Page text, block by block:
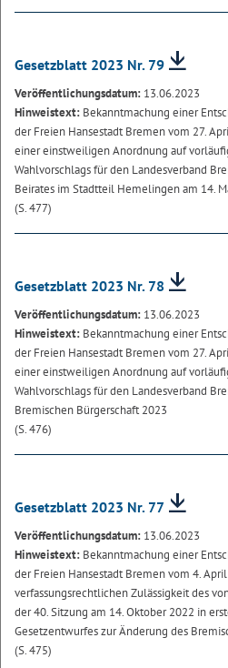
Gesetzblatt 2023 Nr. 79
Veröffentlichungsdatum: 13.06.2023
Hinweistext: Bekanntmachung einer
der Freien Hansestadt Bremen vom 27.
einer einstweiligen Anordnung auf
Wahlvorschlags für den Landesverband
Beirates im Stadtteil Hemelingen am 14.
(S. 477)
Gesetzblatt 2023 Nr. 78
Veröffentlichungsdatum: 13.06.2023
Hinweistext: Bekanntmachung einer
der Freien Hansestadt Bremen vom 27.
einer einstweiligen Anordnung auf
Wahlvorschlags für den Landesverband
Bremischen Bürgerschaft 2023
(S. 476)
Gesetzblatt 2023 Nr. 77
Veröffentlichungsdatum: 13.06.2023
Hinweistext: Bekanntmachung einer
der Freien Hansestadt Bremen vom 4.
verfassungsrechtlichen Zulässigkeit des
der 40. Sitzung am 14. Oktober 2022 in
Gesetzentwurfes zur Änderung des
(S. 475)